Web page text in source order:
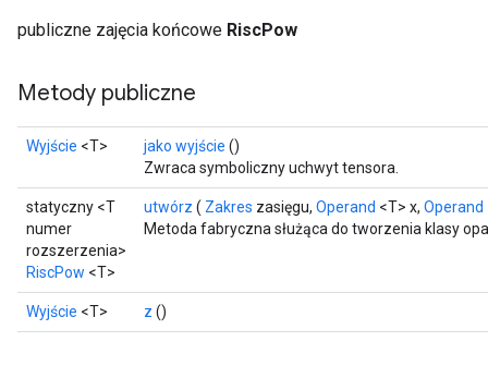
publiczne zajęcia końcowe RiscPow
Metody publiczne
Wyjście <T> jako wyjście ()
Zwraca symboliczny uchwyt tensora.
statyczny <T
numer
rozszerzenia>
RiscPow <T>
utwórz ( Zakres zasięgu, Operand <T> x, Operand
Metoda fabryczna służąca do tworzenia klasy
Wyjście <T> z ()